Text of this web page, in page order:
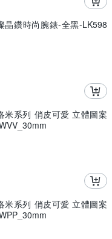
晶鑽時尚腕錶-全黑-LK598
米系列 俏皮可愛 立體圖案
米系列 俏皮可愛 立體圖案